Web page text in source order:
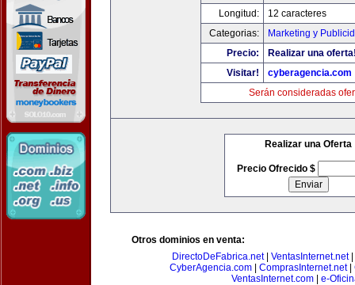
Longitud:
12 caracteres
Categorias:
Marketing y
Precio:
Realizar una
Visitar!
cyberagencia.com
Serán consideradas
Realizar una Oferta
Precio Ofrecido $
Otros dominios en venta:
DirectoDeFabrica.net| VentasInternet.net|
CyberAgencia.com| ComprasInternet.net|
VentasInternet.com
e-